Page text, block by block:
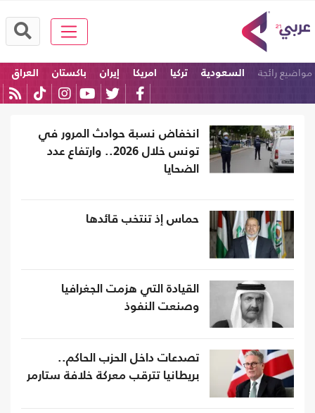
مواضيع رائجة السعودية تركيا امريكا إيران باكستان العراق
انخفاض نسبة حوادث المرور في
تونس خلال 2026.. وارتفاع عدد
الضحايا
حماس إذ تنتخب قائدها
القيادة التي هزمت الجغرافيا
وصنعت النفوذ
تصدعات داخل الحزب الحاكم..
بريطانيا تترقب معركة خلافة ستارمر